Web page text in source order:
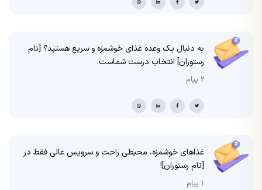
به دنبال یک وعده غذای خوشمزه و سریع هستید؟ [نام
رستوران] انتخاب درست شماست.
2 پیام
غذاهای خوشمزه، محیطی راحت و سرویس عالی فقط در
[نام رستوران]!
1 پیام